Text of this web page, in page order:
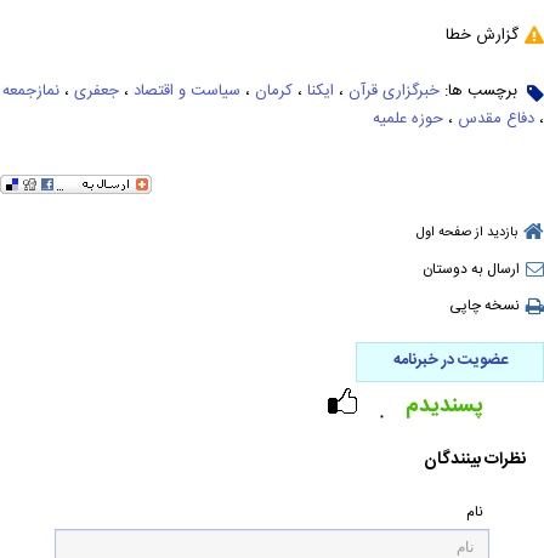
گزارش خطا
برچسب ها: خبرگزاری قرآن ، ایکنا ، کرمان ، سیاست و اقتصاد ، جعفری ، نمازجمعه
، دفاع مقدس ، حوزه علمیه
بازدید از صفحه اول
ارسال به دوستان
نسخه چاپی
عضویت در خبرنامه
۰ پسندیدم
نظرات بینندگان
نام